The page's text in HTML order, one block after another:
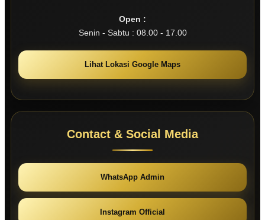
Open :
Senin - Sabtu : 08.00 - 17.00
Lihat Lokasi Google Maps
Contact & Social Media
WhatsApp Admin
Instagram Official